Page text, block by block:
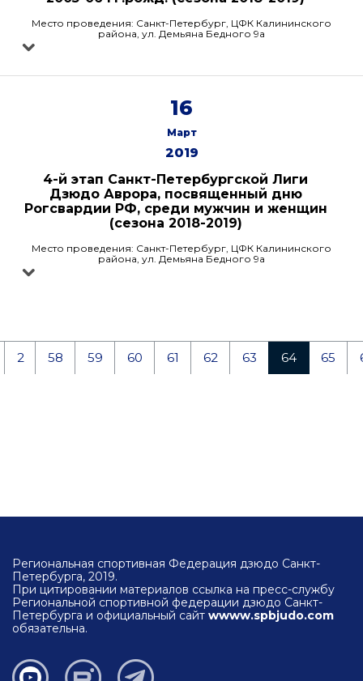
Место проведения: Санкт-Петербург, ЦФК Калининского
района, ул. Демьяна Бедного 9а
16
Март
2019
4-й этап Санкт-Петербургской Лиги
Дзюдо Аврора, посвященный дню
Рогсвардии РФ, среди мужчин и женщин
(сезона 2018-2019)
Место проведения: Санкт-Петербург, ЦФК Калининского
района, ул. Демьяна Бедного 9а
2 58 59 60 61 62 63 64 65
Региональная спортивная Федерация дзюдо Санкт-
Петербурга, 2019.
При цитировании материалов ссылка на пресс-службу
Региональной спортивной федерации дзюдо Санкт-
Петербурга и официальный сайт wwww.spbjudo.com
обязательна.